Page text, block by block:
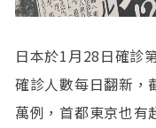
日本於1月28日確診
確診人數每日翻新，
萬例，首都東京也有